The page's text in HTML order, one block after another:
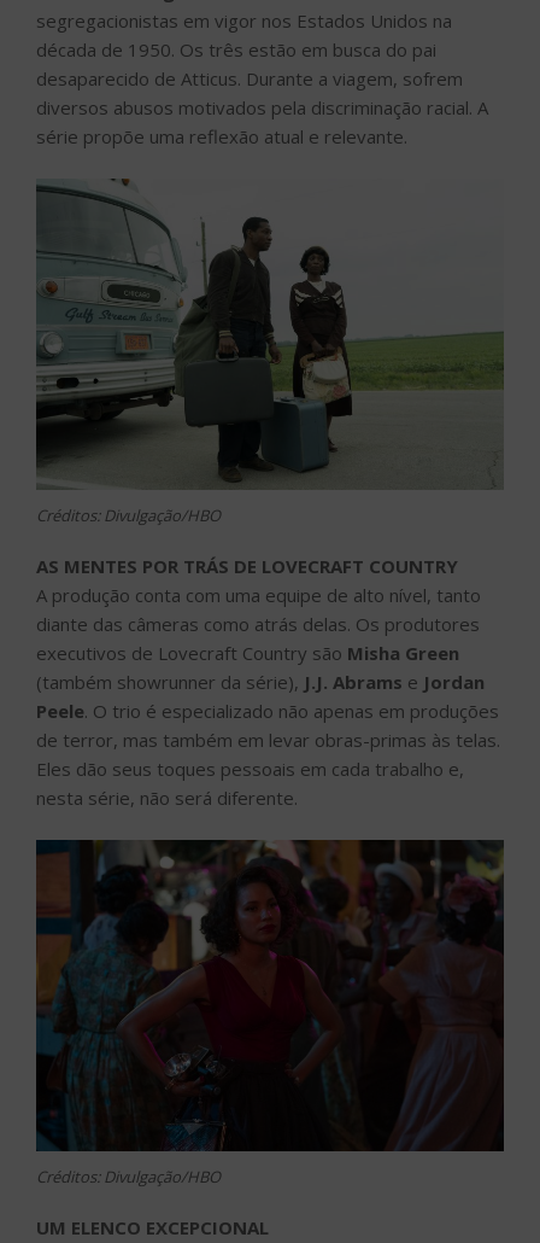
segregacionistas em vigor nos Estados Unidos na
década de 1950. Os três estão em busca do pai
desaparecido de Atticus. Durante a viagem, sofrem
diversos abusos motivados pela discriminação racial. A
série propõe uma reflexão atual e relevante.
Créditos: Divulgação/HBO
AS MENTES POR TRÁS DE LOVECRAFT COUNTRY
A produção conta com uma equipe de alto nível, tanto
diante das câmeras como atrás delas. Os produtores
executivos de Lovecraft Country são Misha Green
(também showrunner da série), J.J. Abrams e Jordan
Peele. O trio é especializado não apenas em produções
de terror, mas também em levar obras-primas às telas.
Eles dão seus toques pessoais em cada trabalho e,
nesta série, não será diferente.
Créditos: Divulgação/HBO
UM ELENCO EXCEPCIONAL